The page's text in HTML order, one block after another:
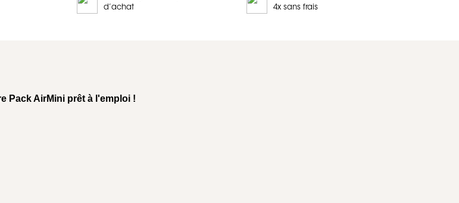
d’achat
4x sans frais
Pack AirMini prêt à l'emploi !